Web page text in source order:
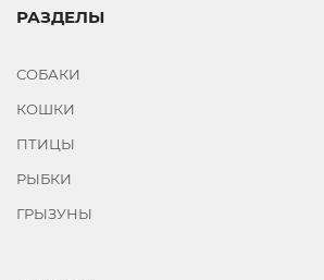
РАЗДЕЛЫ
СОБАКИ
КОШКИ
ПТИЦЫ
РЫБКИ
ГРЫЗУНЫ